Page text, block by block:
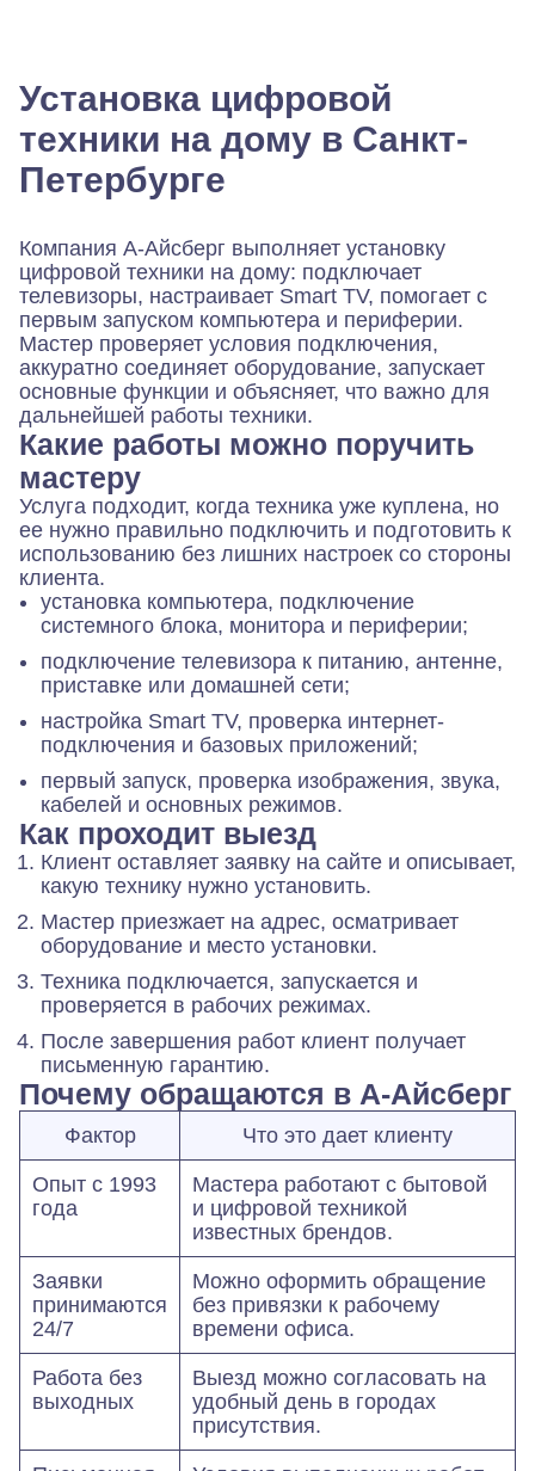
Установка цифровой
техники на дому в Санкт-
Петербурге
Компания А-Айсберг выполняет установку
цифровой техники на дому: подключает
телевизоры, настраивает Smart TV, помогает с
первым запуском компьютера и периферии.
Мастер проверяет условия подключения,
аккуратно соединяет оборудование, запускает
основные функции и объясняет, что важно для
дальнейшей работы техники.
Какие работы можно поручить
мастеру
Услуга подходит, когда техника уже куплена, но
ее нужно правильно подключить и подготовить к
использованию без лишних настроек со стороны
клиента.
установка компьютера, подключение
системного блока, монитора и периферии;
подключение телевизора к питанию, антенне,
приставке или домашней сети;
настройка Smart TV, проверка интернет-
подключения и базовых приложений;
первый запуск, проверка изображения, звука,
кабелей и основных режимов.
Как проходит выезд
Клиент оставляет заявку на сайте и описывает,
какую технику нужно установить.
Мастер приезжает на адрес, осматривает
оборудование и место установки.
Техника подключается, запускается и
проверяется в рабочих режимах.
После завершения работ клиент получает
письменную гарантию.
Почему обращаются в А-Айсберг
Фактор Что это дает клиенту
Опыт с 1993
года
Мастера работают с бытовой
и цифровой техникой
известных брендов.
Заявки
принимаются
24/7
Можно оформить обращение
без привязки к рабочему
времени офиса.
Работа без
выходных
Выезд можно согласовать на
удобный день в городах
присутствия.